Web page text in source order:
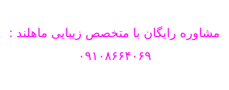
مشاوره رایگان با متخصص زیبایی ماهلند :
۰۹۱۰۸۶۶۴۰۶۹